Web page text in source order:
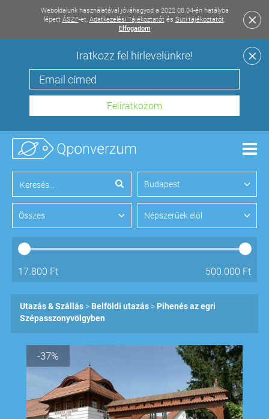
Weboldalunk használatával jóváhagyod a 2022.08.04-én hatályba
lépett ÁSZF-et, Adatkezelési Tájékoztatót és Süti tájékoztatót.
Elfogadom
Iratkozz fel hírlevelünkre!
Budapest
Összes Népszerűek elöl
17.800 Ft 500.000 Ft
Utazás & Szállás Belföldi utazás
Pihenés az egri
Szépasszonyvölgyben
-37%